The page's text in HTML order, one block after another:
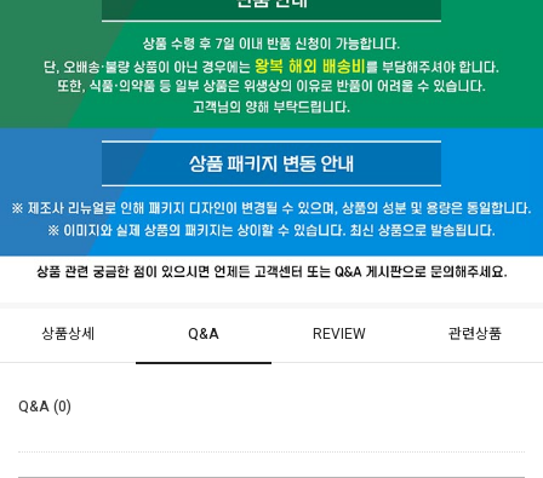
상품상세 Q&A REVIEW 관련상품
Q&A (0)